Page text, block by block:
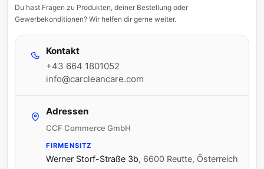
Du hast Fragen zu Produkten, deiner Bestellung oder
Gewerbekonditionen? Wir helfen dir gerne weiter.
Kontakt
+43 664 1801052
info@carcleancare.com
Adressen
CCF Commerce GmbH
FIRMENSITZ
Werner Storf-Straße 3b, 6600 Reutte, Österreich